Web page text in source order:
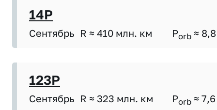
14P
Сентябрь R ≈ 410 млн. км Porb ≈ 8,8
123P
Сентябрь R ≈ 323 млн. км Porb ≈ 7,6